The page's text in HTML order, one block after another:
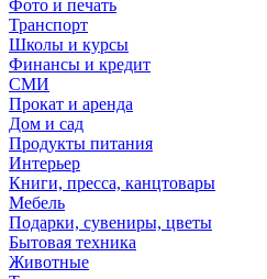
Фото и печать
Транспорт
Школы и курсы
Финансы и кредит
СМИ
Прокат и аренда
Дом и сад
Продукты питания
Интерьер
Книги, пресса, канцтовары
Мебель
Подарки, сувениры, цветы
Бытовая техника
Животные